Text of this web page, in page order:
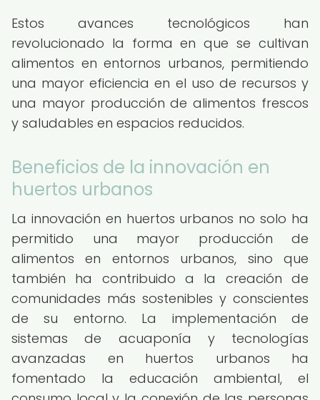
Estos avances tecnológicos han
revolucionado la forma en que se cultivan
alimentos en entornos urbanos, permitiendo
una mayor eficiencia en el uso de recursos y
una mayor producción de alimentos frescos
y saludables en espacios reducidos.
Beneficios de la innovación en
huertos urbanos
La innovación en huertos urbanos no solo ha
permitido una mayor producción de
alimentos en entornos urbanos, sino que
también ha contribuido a la creación de
comunidades más sostenibles y conscientes
de su entorno. La implementación de
sistemas de acuaponía y tecnologías
avanzadas en huertos urbanos ha
fomentado la educación ambiental, el